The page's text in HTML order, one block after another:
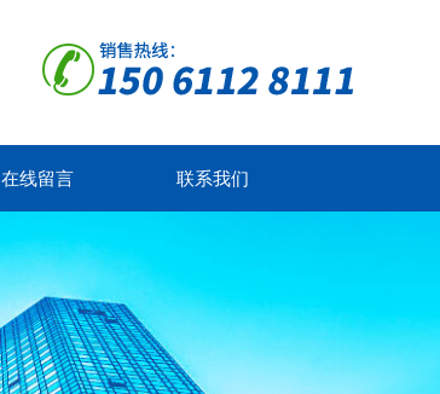
在线留言 联系我们